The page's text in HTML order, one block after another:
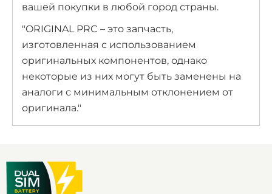
вашей покупки в любой город страны.
ORIGINAL PRC – это запчасть,
изготовленная с использованием
оригинальных компонентов, однако
некоторые из них могут быть заменены на
аналоги с минимальным отклонением от
оригинала.